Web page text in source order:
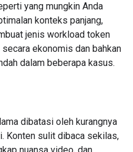
yang mungkin Anda
konteks panjang,
jenis workload token
ekonomis dan bahkan
dalam beberapa kasus.
dibatasi oleh kurangnya
Konten sulit dibaca sekilas,